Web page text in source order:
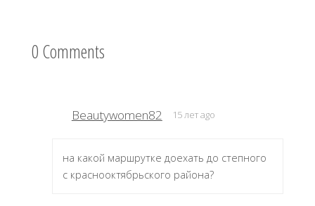
0 Comments
Beautywomen82 15 лет ago
на какой маршрутке доехать до степного
с краснооктябрьского района?